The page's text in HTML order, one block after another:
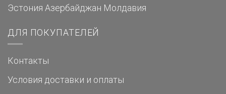
Эстония Азербайджан Молдавия
ДЛЯ ПОКУПАТЕЛЕЙ
Контакты
Условия доставки и оплаты